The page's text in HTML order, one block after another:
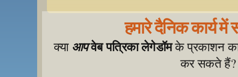
हमारे दैनिक कार्य में
क्या आपवेब पत्रिका लेगेडॉम के प्रकाशन
कर सकते हैं?